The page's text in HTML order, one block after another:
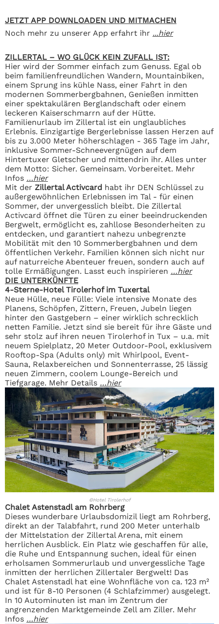
JETZT APP DOWNLOADEN UND MITMACHEN
Noch mehr zu unserer App erfahrt ihr ...hier
ZILLERTAL – WO GLÜCK KEIN ZUFALL IST:
Hier wird der Sommer einfach zum Genuss. Egal ob
beim familienfreundlichen Wandern, Mountainbiken,
einem Sprung ins kühle Nass, einer Fahrt in den
modernen Sommerbergbahnen, Genießen inmitten
einer spektakulären Berglandschaft oder einem
leckeren Kaiserschmarrn auf der Hütte.
Familienurlaub im Zillertal ist ein unglaubliches
Erlebnis. Einzigartige Bergerlebnisse lassen Herzen auf
bis zu 3.000 Meter höherschlagen - 365 Tage im Jahr,
inklusive Sommer-Schneevergnügen auf dem
Hintertuxer Gletscher und mittendrin ihr. Alles unter
dem Motto: Sicher. Gemeinsam. Vorbereitet. Mehr
Infos …hier
Mit der Zillertal Activcard habt ihr DEN Schlüssel zu
außergewöhnlichen Erlebnissen im Tal - für einen
Sommer, der unvergesslich bleibt. Die Zillertal
Activcard öffnet die Türen zu einer beeindruckenden
Bergwelt, ermöglicht es, zahllose Besonderheiten zu
entdecken, und garantiert nahezu unbegrenzte
Mobilität mit den 10 Sommerbergbahnen und dem
öffentlichen Verkehr. Familien können sich nicht nur
auf naturreiche Abenteuer freuen, sondern auch auf
tolle Ermäßigungen. Lasst euch inspirieren …hier
DIE UNTERKÜNFTE
4-Sterne-Hotel Tirolerhof im Tuxertal
Neue Hülle, neue Fülle: Viele intensive Monate des
Planens, Schöpfen, Zittern, Freuen, Jubeln liegen
hinter den Gastgebern – einer wirklich schrecklich
netten Familie. Jetzt sind sie bereit für ihre Gäste und
sehr stolz auf ihren neuen Tirolerhof in Tux – u.a. mit
neuem Spielplatz, 20 Meter Outdoor-Pool, exklusivem
Rooftop-Spa (Adults only) mit Whirlpool, Event-
Sauna, Relaxbereichen und Sonnenterrasse, 25 lässig
neuen Zimmern, coolem Lounge-Bereich und
Tiefgarage. Mehr Details …hier
©Hotel Tirolerhof
Chalet Astenstadl am Rohrberg
Dieses wunderbare Urlaubsdomizil liegt am Rohrberg,
direkt an der Talabfahrt, rund 200 Meter unterhalb
der Mittelstation der Zillertal Arena, mit einem
herrlichen Ausblick. Ein Platz wie geschaffen für alle,
die Ruhe und Entspannung suchen, ideal für einen
erholsamen Sommerurlaub und unvergessliche Tage
inmitten der herrlichen Zillertaler Bergwelt! Das
Chalet Astenstadl hat eine Wohnfläche von ca. 123 m²
und ist für 8-10 Personen (4 Schlafzimmer) ausgelegt.
In 10 Autominuten ist man im Zentrum der
angrenzenden Marktgemeinde Zell am Ziller. Mehr
Infos …hier